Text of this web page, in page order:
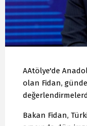
AAtölye'de
olan Fidan,
Bakan Fidan,